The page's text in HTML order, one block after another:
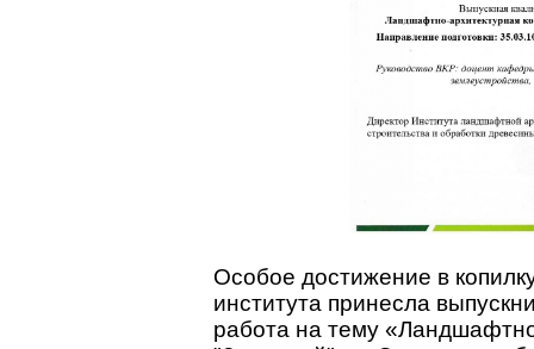
Особое достижение в
института принесла
работа на тему